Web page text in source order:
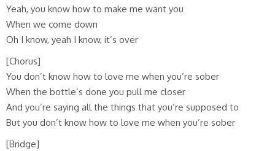
Yeah, you know how to make me want you
When we come down
Oh I know, yeah I know, it’s over
[Chorus]
You don’t know how to love me when you’re sober
When the bottle’s done you pull me closer
And you’re saying all the things that you’re supposed to
But you don’t know how to love me when you’re sober
[Bridge]